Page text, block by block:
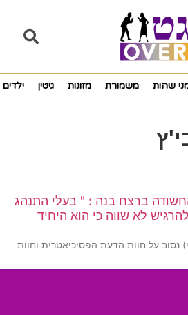
שהות משמורת מזונות גיטין ילדים
ברצח בנה : " בעלי התנהג
לא שווה כי הוא היחיד
נסוב על חוות הדעת הפסיכיאטרית וחוות